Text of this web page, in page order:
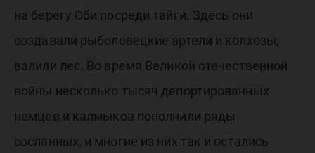
на берегу Оби посреди тайги. Здесь они
создавали рыболовецкие артели и колхозы,
валили лес. Во время Великой отечественной
войны несколько тысяч депортированных
немцев и калмыков пополнили ряды
сосланных, и многие из них так и остались